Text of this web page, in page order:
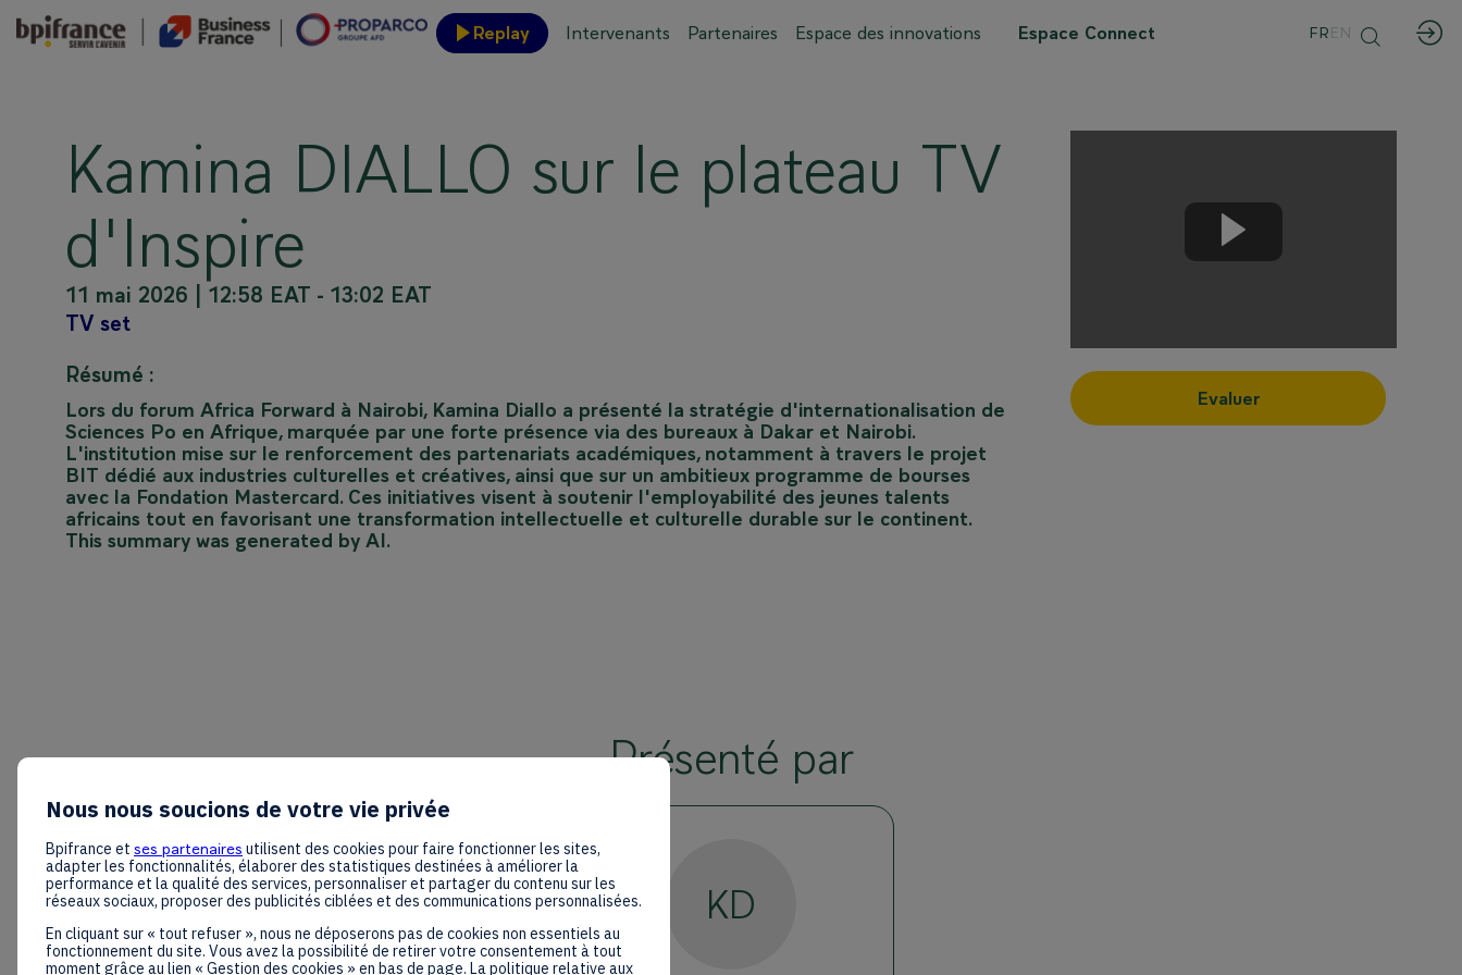
Replay Intervenants Partenaires Espace des innovations Espace Connect FREN
Kamina DIALLO sur le plateau TV
d'Inspire
11 mai 2026 12:58 EAT - 13:02 EAT
TV set
Evaluer
Résumé :
Lors du forum Africa Forward à Nairobi, Kamina Diallo a présenté la stratégie d'internationalisation de
Sciences Po en Afrique, marquée par une forte présence via des bureaux à Dakar et Nairobi.
L'institution mise sur le renforcement des partenariats académiques, notamment à travers le projet
BIT dédié aux industries culturelles et créatives, ainsi que sur un ambitieux programme de bourses
avec la Fondation Mastercard. Ces initiatives visent à soutenir l'employabilité des jeunes talents
africains tout en favorisant une transformation intellectuelle et culturelle durable sur le continent.
This summary was generated by AI.
Présenté par
KD
Nous nous soucions de votre vie privée
Bpifrance et ses partenaires utilisent des cookies pour faire fonctionner les sites,
adapter les fonctionnalités, élaborer des statistiques destinées à améliorer la
performance et la qualité des services, personnaliser et partager du contenu sur les
réseaux sociaux, proposer des publicités ciblées et des communications personnalisées.
En cliquant sur « tout refuser », nous ne déposerons pas de cookies non essentiels au
fonctionnement du site. Vous avez la possibilité de retirer votre consentement à tout
moment grâce au lien « Gestion des cookies » en bas de page. La politique relative aux